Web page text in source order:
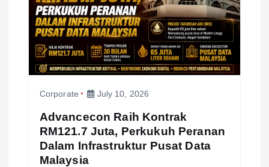
Corporate July 10, 2026
Advancecon Raih Kontrak
RM121.7 Juta, Perkukuh Peranan
Dalam Infrastruktur Pusat Data
Malaysia